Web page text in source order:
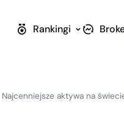
Rankingi
Najcenniejsze aktywa na